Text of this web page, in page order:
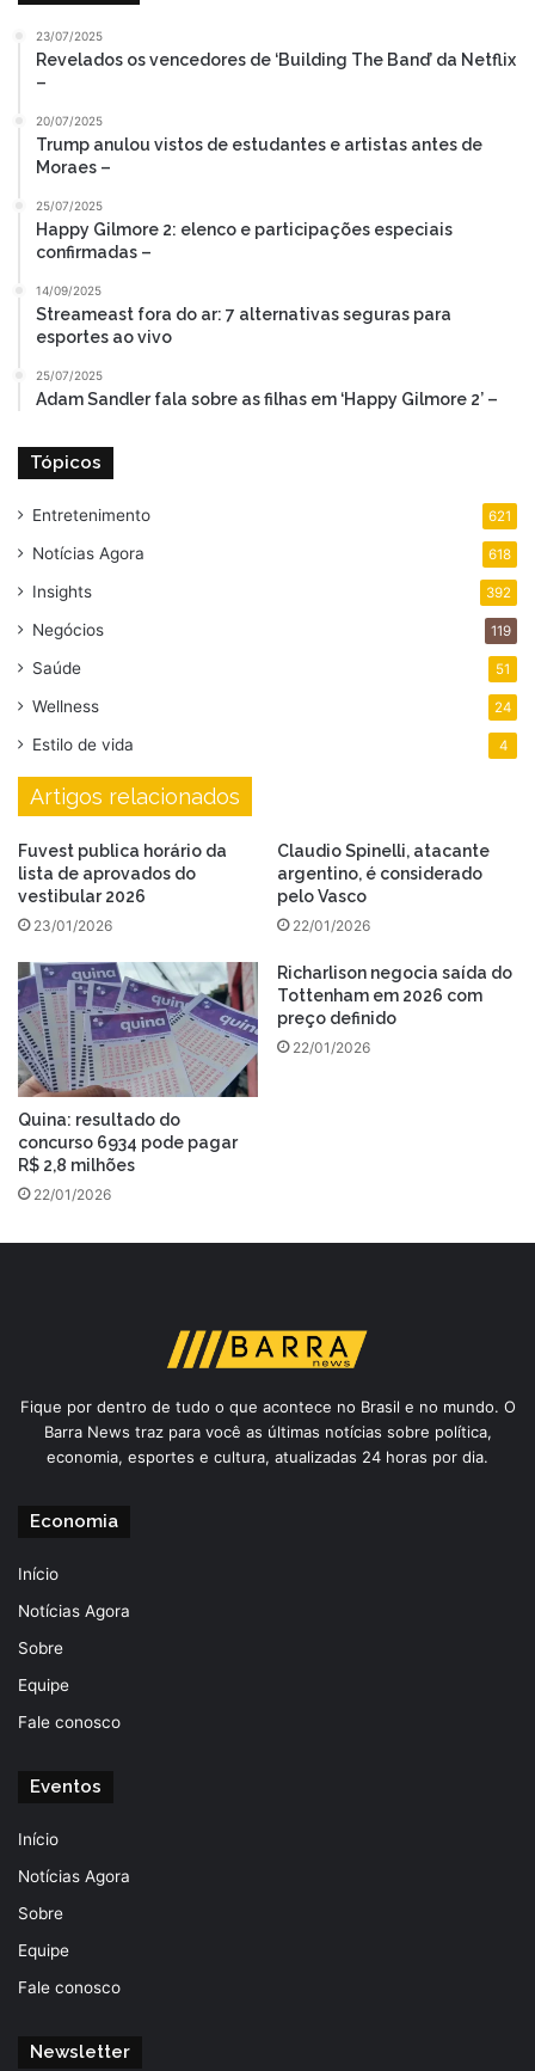
23/07/2025
Revelados os vencedores de ‘Building The Band’ da Netflix
–
20/07/2025
Trump anulou vistos de estudantes e artistas antes de
Moraes –
25/07/2025
Happy Gilmore 2: elenco e participações especiais
confirmadas –
14/09/2025
Streameast fora do ar: 7 alternativas seguras para
esportes ao vivo
25/07/2025
Adam Sandler fala sobre as filhas em ‘Happy Gilmore 2’ –
Tópicos
Entretenimento 621
Notícias Agora 618
Insights 392
Negócios 119
Saúde 51
Wellness 24
Estilo de vida 4
Artigos relacionados
Fuvest publica horário da
lista de aprovados do
vestibular 2026
23/01/2026
Claudio Spinelli, atacante
argentino, é considerado
pelo Vasco
22/01/2026
Quina: resultado do
concurso 6934 pode pagar
R$ 2,8 milhões
22/01/2026
Richarlison negocia saída do
Tottenham em 2026 com
preço definido
22/01/2026
Fique por dentro de tudo o que acontece no Brasil e no mundo. O
Barra News traz para você as últimas notícias sobre política,
economia, esportes e cultura, atualizadas 24 horas por dia.
Economia
Início
Notícias Agora
Sobre
Equipe
Fale conosco
Eventos
Início
Notícias Agora
Sobre
Equipe
Fale conosco
Newsletter